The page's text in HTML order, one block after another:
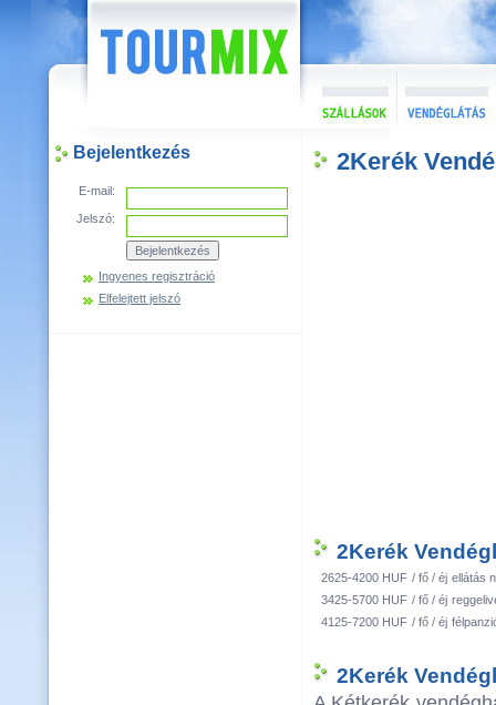
Bejelentkezés
E-mail:
Jelszó:
Ingyenes regisztráció
Elfelejtett jelszó
2Kerék
2Kerék
2625-4200 HUF / fő / éj ellátás
3425-5700 HUF / fő / éj
4125-7200 HUF / fő / éj
2Kerék